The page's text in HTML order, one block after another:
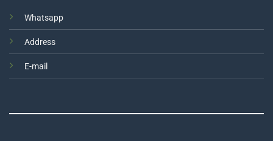
Whatsapp
Address
E-mail